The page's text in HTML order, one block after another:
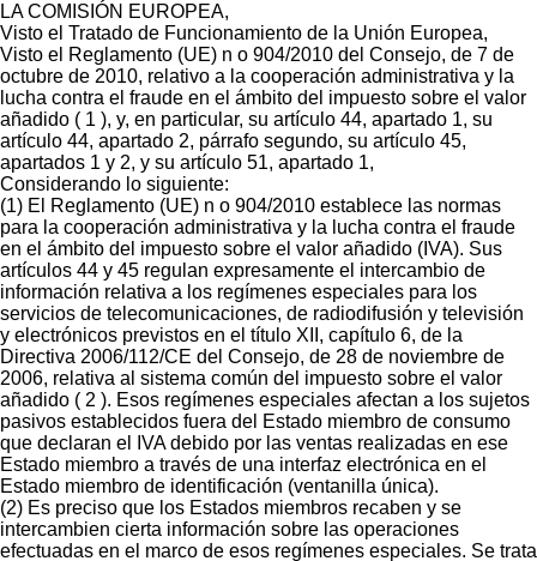
LA COMISIÓN EUROPEA,
Visto el Tratado de Funcionamiento de la Unión Europea,
Visto el Reglamento (UE) n o 904/2010 del Consejo, de 7 de
octubre de 2010, relativo a la cooperación administrativa y la
lucha contra el fraude en el ámbito del impuesto sobre el valor
añadido ( 1 ), y, en particular, su artículo 44, apartado 1, su
artículo 44, apartado 2, párrafo segundo, su artículo 45,
apartados 1 y 2, y su artículo 51, apartado 1,
Considerando lo siguiente:
(1) El Reglamento (UE) n o 904/2010 establece las normas
para la cooperación administrativa y la lucha contra el fraude
en el ámbito del impuesto sobre el valor añadido (IVA). Sus
artículos 44 y 45 regulan expresamente el intercambio de
información relativa a los regímenes especiales para los
servicios de telecomunicaciones, de radiodifusión y televisión
y electrónicos previstos en el título XII, capítulo 6, de la
Directiva 2006/112/CE del Consejo, de 28 de noviembre de
2006, relativa al sistema común del impuesto sobre el valor
añadido ( 2 ). Esos regímenes especiales afectan a los sujetos
pasivos establecidos fuera del Estado miembro de consumo
que declaran el IVA debido por las ventas realizadas en ese
Estado miembro a través de una interfaz electrónica en el
Estado miembro de identificación (ventanilla única).
(2) Es preciso que los Estados miembros recaben y se
intercambien cierta información sobre las operaciones
efectuadas en el marco de esos regímenes especiales. Se trata